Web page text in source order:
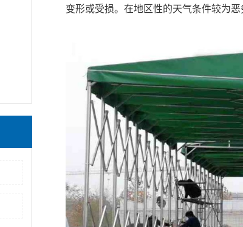
变形或受损。在地区性的天气条件较为